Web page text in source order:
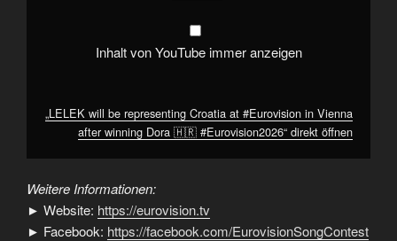
Inhalt von YouTube immer anzeigen
„LELEK will be representing Croatia at #Eurovision in Vienna
after winning Dora 🇭🇷 #Eurovision2026“ direkt öffnen
Weitere Informationen:
► Website: https://eurovision.tv
► Facebook: https://facebook.com/EurovisionSongContest